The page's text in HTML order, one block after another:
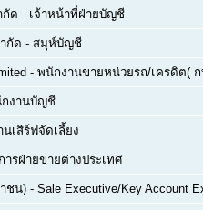
กัด - เจ้าหน้าที่ฝ่ายบัญชี
กัด - สมุห์บัญชี
- พนักงานขายหน่วยรถ/เครดิต(
งานบัญชี
เสิร์ฟจัดเลี้ยง
ารฝ่ายขายต่างประเทศ
ชน) - Sale Executive/Key Account